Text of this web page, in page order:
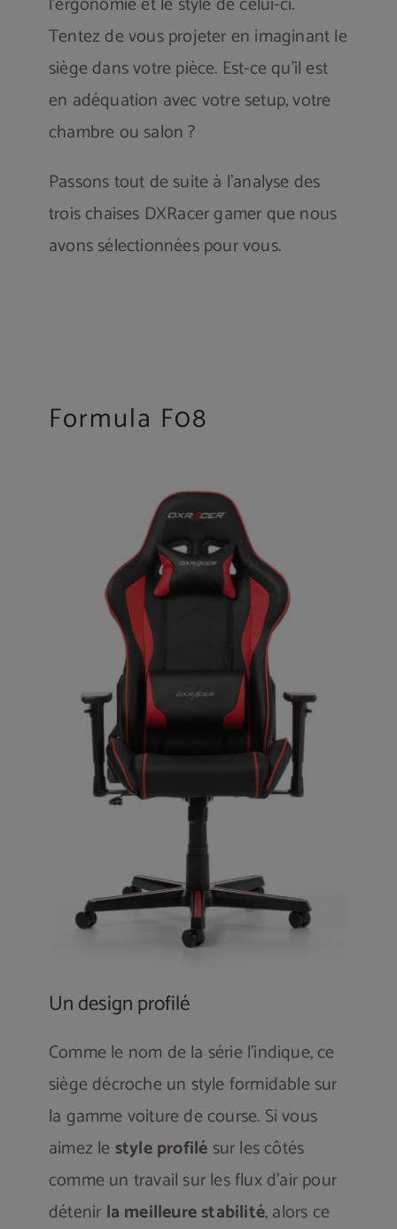
Tentez de vous projeter en imaginant le
siège dans votre pièce. Est-ce qu’il est
en adéquation avec votre setup, votre
chambre ou salon ?
Passons tout de suite à l’analyse des
trois chaises DXRacer gamer que nous
avons sélectionnées pour vous.
Formula F08
Un design profilé
Comme le nom de la série l’indique, ce
siège décroche un style formidable sur
la gamme voiture de course. Si vous
aimez le style profilé sur les côtés
comme un travail sur les flux d’air pour
détenir la meilleure stabilité, alors ce